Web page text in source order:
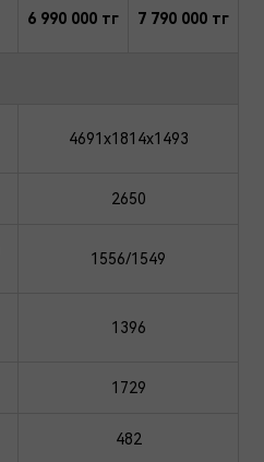
6 990 000 тг 7 790 000 тг
4691x1814x1493
2650
1556/1549
1396
1729
482